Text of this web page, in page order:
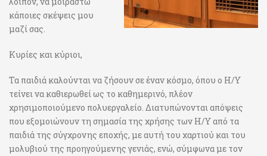
κάποιες σκέψεις μου
μαζί σας.
Κυρίες και κύριοι,
Τα παιδιά καλούνται να ζήσουν σε έναν κόσμο, όπου ο Η/Υ
τείνει να καθιερωθεί ως το καθημερινό, πλέον
χρησιμοποιούμενο πολυεργαλείο. Διατυπώνονται απόψεις
που εξομοιώνουν τη σημασία της χρήσης των Η/Υ από τα
παιδιά της σύγχρονης εποχής, με αυτή του χαρτιού και του
μολυβιού της προηγούμενης γενιάς, ενώ, σύμφωνα με τον